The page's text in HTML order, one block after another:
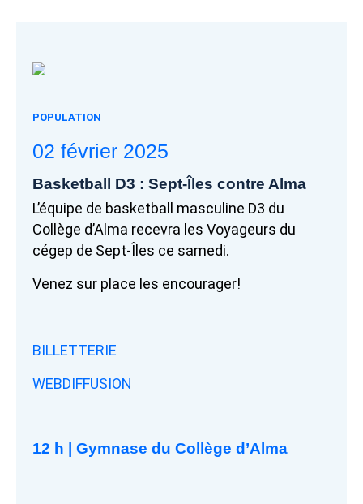
POPULATION
02 février 2025
Basketball D3 : Sept-Îles contre Alma
L’équipe de basketball masculine D3 du
Collège d’Alma recevra les Voyageurs du
cégep de Sept-Îles ce samedi.
Venez sur place les encourager!
BILLETTERIE
WEBDIFFUSION
12 h | Gymnase du Collège d’Alma